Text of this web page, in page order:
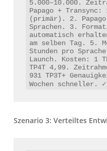
5.000–10.000.
Papago +
(primär). 2.
Sprachen. 3.
automatisch
am selben Tag. 5.
Stunden pro
Launch. Kosten: 1
TP4T 4,99.
931 TP3T+
Wochen schneller. ✓
Szenario 3: Verteiltes